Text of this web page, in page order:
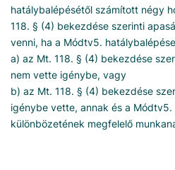
hatálybalépésétől számított négy
118. § (4) bekezdése szerinti
venni, ha a Módtv5.
a) az Mt. 118. § (4) bekezdése
nem vette igénybe, vagy
b) az Mt. 118. § (4) bekezdése
igénybe vette, annak és a
különbözetének megfelelő